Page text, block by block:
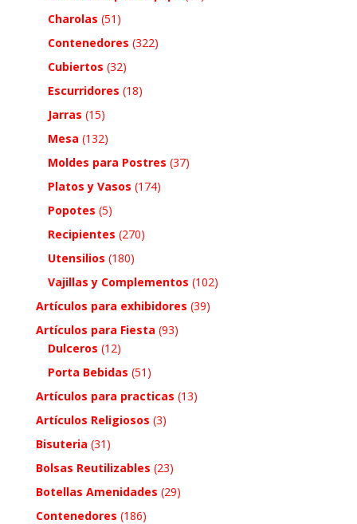
Charolas (51)
Contenedores (322)
Cubiertos (32)
Escurridores (18)
Jarras (15)
Mesa (132)
Moldes para Postres (37)
Platos y Vasos (174)
Popotes (5)
Recipientes (270)
Utensilios (180)
Vajillas y Complementos (102)
Artículos para exhibidores (39)
Artículos para Fiesta (93)
Dulceros (12)
Porta Bebidas (51)
Artículos para practicas (13)
Artículos Religiosos (3)
Bisuteria (31)
Bolsas Reutilizables (23)
Botellas Amenidades (29)
Contenedores (186)